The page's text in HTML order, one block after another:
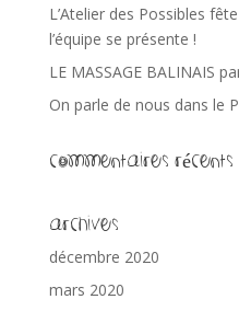
L’Atelier des Possibles
l’équipe se présente !
LE MASSAGE BALINAIS
On parle de nous dans le
Commentaires récents
Archives
décembre 2020
mars 2020